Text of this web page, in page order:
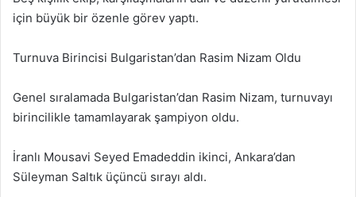
için büyük bir özenle görev yaptı.
Turnuva Birincisi Bulgaristan’dan Rasim Nizam Oldu
Genel sıralamada Bulgaristan’dan Rasim Nizam, turnuvayı
birincilikle tamamlayarak şampiyon oldu.
İranlı Mousavi Seyed Emadeddin ikinci, Ankara’dan
Süleyman Saltık üçüncü sırayı aldı.